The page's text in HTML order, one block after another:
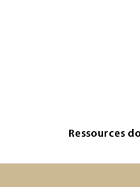
Ressources